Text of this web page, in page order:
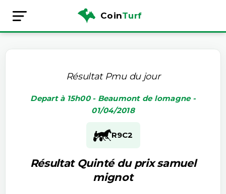
CoinTurf
Résultat Pmu du jour
Depart à 15h00 - Beaumont de lomagne -
01/04/2018
R9C2
Résultat Quinté du prix samuel
mignot